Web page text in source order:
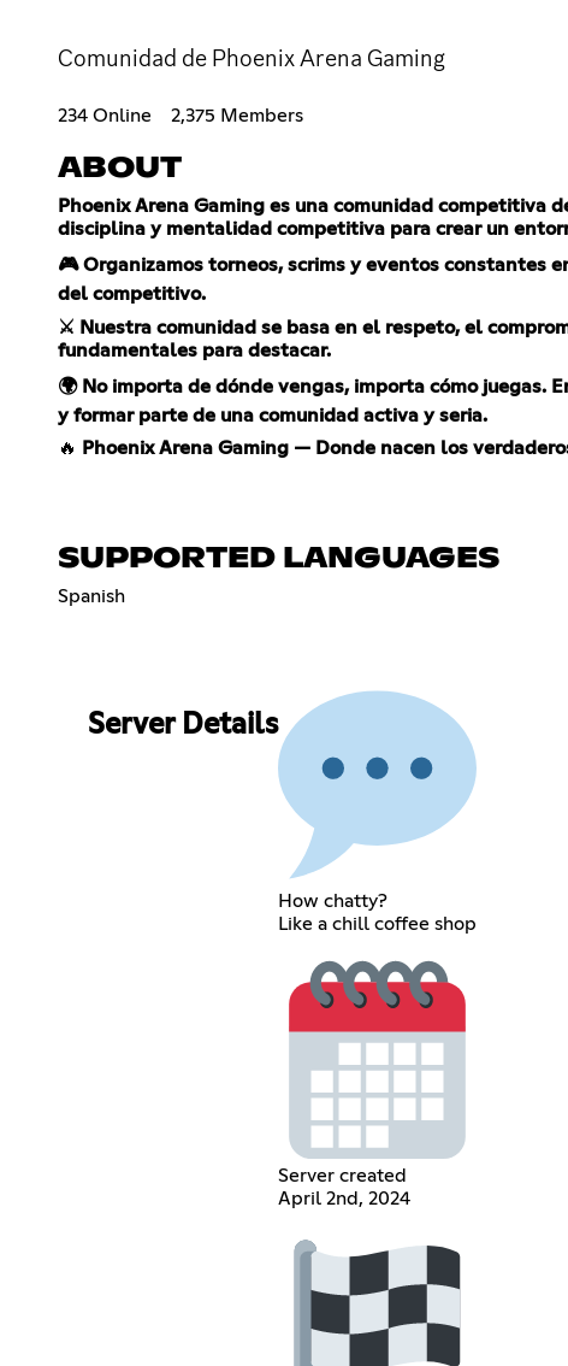
Comunidad de Phoenix Arena Gaming
234 Online 2,375 Members
ABOUT
Phoenix Arena Gaming es una comunidad competitiva
disciplina y mentalidad competitiva para crear un
🎮 Organizamos torneos, scrims y eventos constantes
del competitivo.
⚔️ Nuestra comunidad se basa en el respeto, el
fundamentales para destacar.
🌍 No importa de dónde vengas, importa cómo
y formar parte de una comunidad activa y seria.
🔥
Phoenix Arena Gaming — Donde nacen los
SUPPORTED LANGUAGES
Spanish
Server Details
How chatty?
Like a chill coffee shop
Server created
April 2nd, 2024